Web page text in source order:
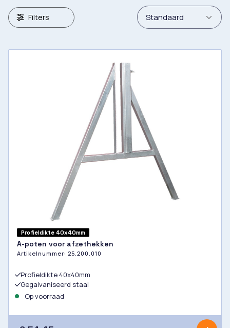
Filters
Profieldikte 40x40mm
A-poten voor afzethekken
Artikelnummer: 25.200.010
Profieldikte 40x40mm
Gegalvaniseerd staal
Op voorraad